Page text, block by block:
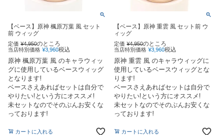
【ベース】原神 楓原万葉 風 セット
前 ウィッグ
定価 ¥4,950のところ
当店特別価格 ¥3,960税込
原神 楓原万葉 風 のキャラウィッ
グに使用しているベースウィッグ
となります!
ベースさえあればセットは自分で
やりたい!という方にオススメ!
未セットなのでそのぶんお安くな
っております!
カートに入れる
【ベース】原神 重雲 風 セット前 ウ
ィッグ
定価 ¥4,950のところ
当店特別価格 ¥3,960税込
原神 重雲 風 のキャラウィッグに
使用しているベースウィッグとな
ります!
ベースさえあればセットは自分で
やりたい!という方にオススメ!
未セットなのでそのぶんお安くな
っております!
カートに入れる